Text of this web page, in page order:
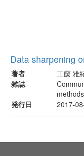
Data sharpening
著者
工藤 雅
雑誌
発行日
2017-